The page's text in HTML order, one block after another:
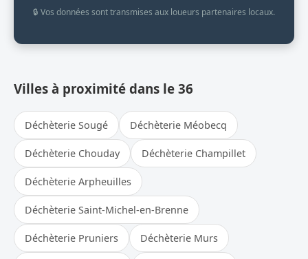
🔒 Vos données sont transmises aux loueurs partenaires locaux.
Villes à proximité dans le 36
Déchèterie Sougé Déchèterie Méobecq
Déchèterie Chouday Déchèterie Champillet
Déchèterie Arpheuilles
Déchèterie Saint-Michel-en-Brenne
Déchèterie Pruniers Déchèterie Murs